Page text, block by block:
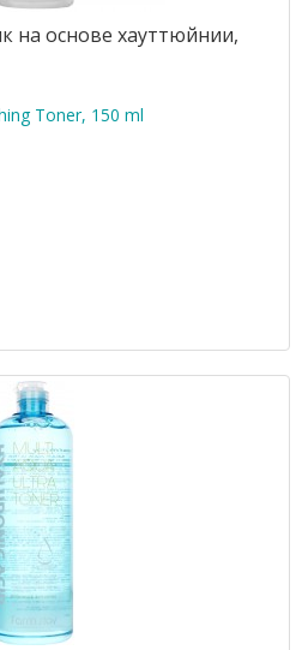
на основе хауттюйнии,
Toner, 150 ml